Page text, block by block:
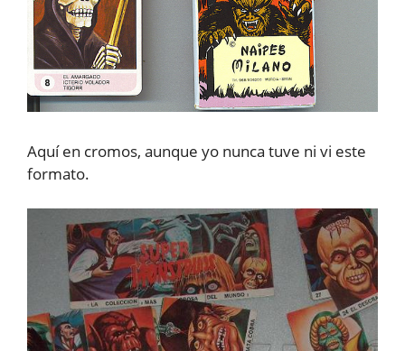
Aquí en cromos, aunque yo nunca tuve ni vi este
formato.